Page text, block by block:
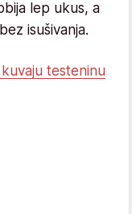
lep ukus, a
isušivanja.
testeninu